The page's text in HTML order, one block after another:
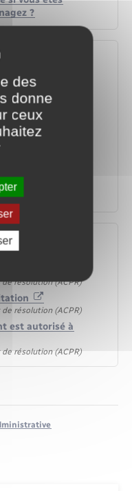
?
de location
du locataire
résolution (ACPR)
résolution (ACPR)
est autorisé à
résolution (ACPR)
des
donne
ceux